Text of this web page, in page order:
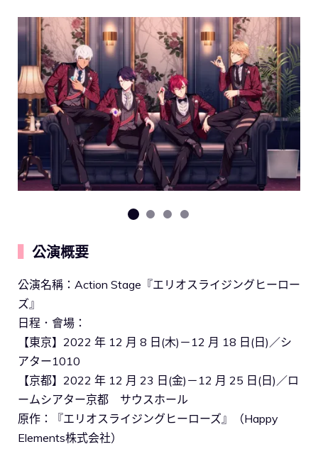
公演概要
公演名稱：Action Stage『エリオスライジングヒーロー
ズ』
日程．會場：
【東京】2022 年 12 月 8 日(木)－12 月 18 日(日)／シ
アター1010
【京都】2022 年 12 月 23 日(金)－12 月 25 日(日)／ロ
ームシアター京都 サウスホール
原作：『エリオスライジングヒーローズ』（Happy
Elements株式会社）